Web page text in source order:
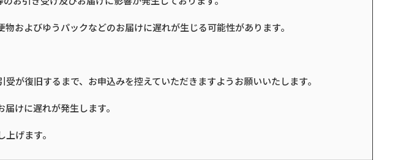
およびゆうパックなどのお届けに遅れが生じる可能性があります。
が復旧するまで、お申込みを控えていただきますようお願いいたします。
けに遅れが発生します。
げます。